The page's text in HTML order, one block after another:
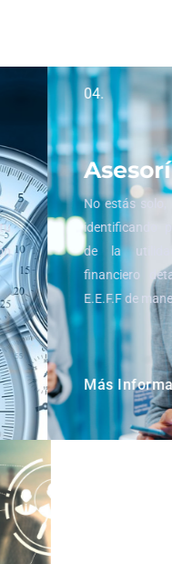
04.
No estás solo,
identificando
de la
financiero
E.E.F.F de
Más